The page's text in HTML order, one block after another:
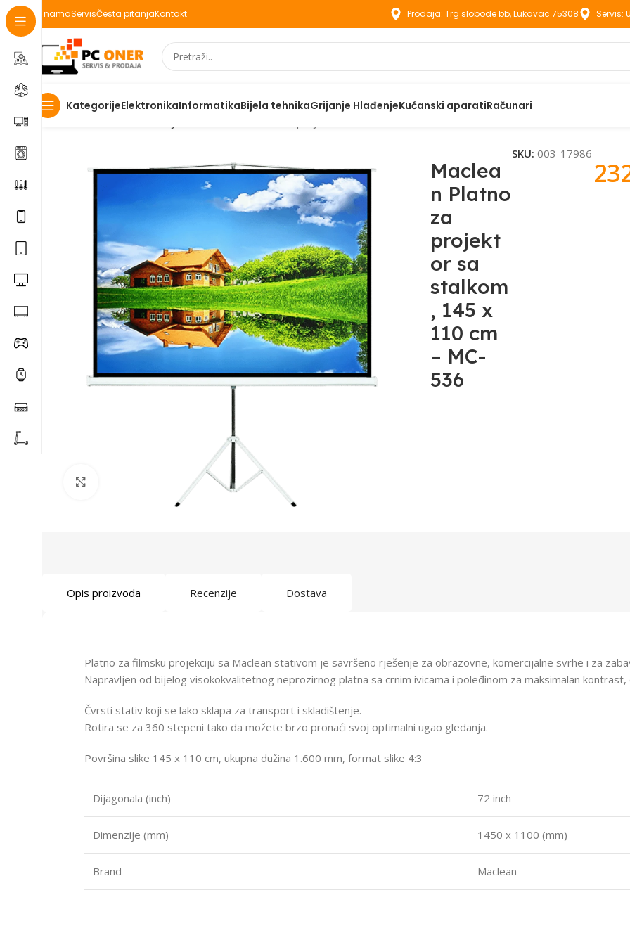
O namaServisČesta pitanjaKontakt Prodaja: Trg slobode bb, Lukavac 75308 Servis:
KategorijeElektronikaInformatikaBijela tehnikaGrijanje HlađenjeKućanski aparatiRačunari
Početna
Maclea
n Platno
za
projekt
or sa
stalkom
, 145 x
110 cm
– MC-
536
SKU:003-17986
Opis proizvoda Recenzije Dostava
Platno za filmsku projekciju sa Maclean stativom je savršeno rješenje za obrazovne, komercijalne svrhe i za
Napravljen od bijelog visokokvalitetnog neprozirnog platna sa crnim ivicama i poleđinom za maksimalan kontrast,
Čvrsti stativ koji se lako sklapa za transport i skladištenje.
Rotira se za 360 stepeni tako da možete brzo pronaći svoj optimalni ugao gledanja.
Površina slike 145 x 110 cm, ukupna dužina 1.600 mm, format slike 4:3
Dijagonala (inch) 72 inch
Dimenzije (mm) 1450 x 1100 (mm)
Brand Maclean